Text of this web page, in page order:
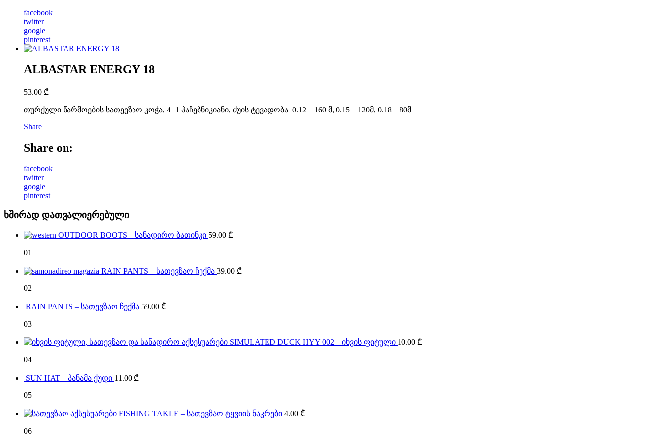
facebook
twitter
google
pinterest
ALBASTAR ENERGY 18
53.00 ₾
თურქული წარმოების სათევზაო კოჭა, 4+1 პაჩებნიკიანი, ძუის ტევადობა 0.12 – 160 მ, 0.15 – 120მ, 0.18 – 80მ
Share
Share on:
facebook
twitter
google
pinterest
ხშირად დათვალიერებული
OUTDOOR BOOTS – სანადირო ბათინკი 59.00 ₾
01
RAIN PANTS – სათევზაო ჩექმა 39.00 ₾
02
RAIN PANTS – სათევზაო ჩექმა 59.00 ₾
03
SIMULATED DUCK HYY 002 – იხვის ფიტული 10.00 ₾
04
SUN HAT – პანამა ქუდი 11.00 ₾
05
FISHING TAKLE – სათევზაო ტყვიის ნაკრები 4.00 ₾
06